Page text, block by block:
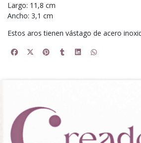
Largo: 11,8 cm
Ancho: 3,1 cm
Estos aros tienen vástago de acero